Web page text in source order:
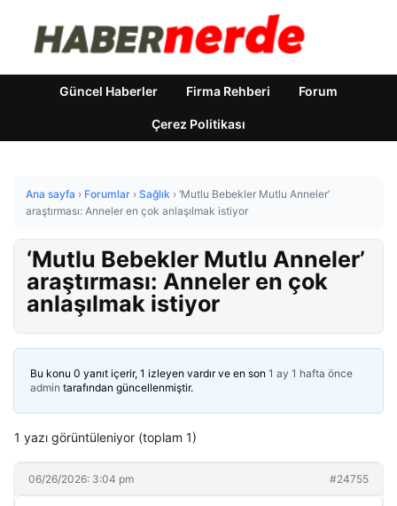
Güncel Haberler Firma Rehberi Forum
Çerez Politikası
Ana sayfa › Forumlar › Sağlık › ‘Mutlu Bebekler Mutlu Anneler’
araştırması: Anneler en çok anlaşılmak istiyor
‘Mutlu Bebekler Mutlu Anneler’
araştırması: Anneler en çok
anlaşılmak istiyor
Bu konu 0 yanıt içerir, 1 izleyen vardır ve en son 1 ay 1 hafta önce
admin tarafından güncellenmiştir.
1 yazı görüntüleniyor (toplam 1)
06/26/2026: 3:04 pm #24755